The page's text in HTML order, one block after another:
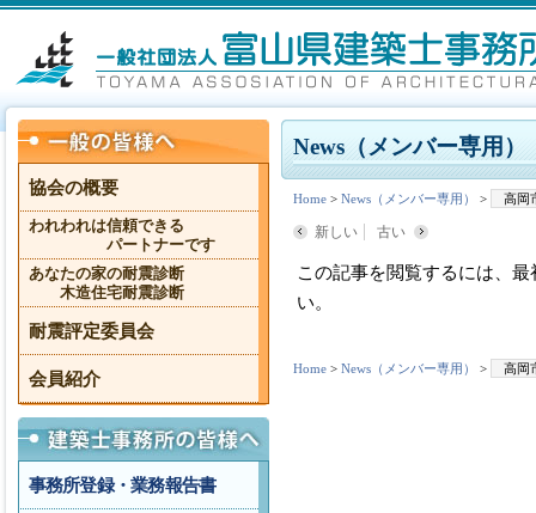
News（メンバー専用）
Home > News（メンバー専用） > 高岡
新しい 古い
この記事を閲覧するには、
い。
Home > News（メンバー専用） > 高岡
協会の概要
われわれは信頼できる
パートナーです
あなたの家の耐震診断
木造住宅耐震診断
耐震評定委員会
会員紹介
事務所登録・業務報告書